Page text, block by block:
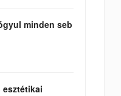
minden seb
esztétikai